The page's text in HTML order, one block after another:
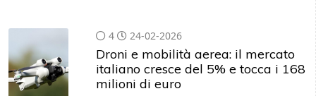
4 24-02-2026
Droni e mobilità aerea: il mercato
italiano cresce del 5% e tocca i 168
milioni di euro